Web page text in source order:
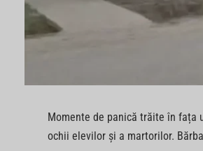
Momente de panică trăite în fața
ochii elevilor și a martorilor.